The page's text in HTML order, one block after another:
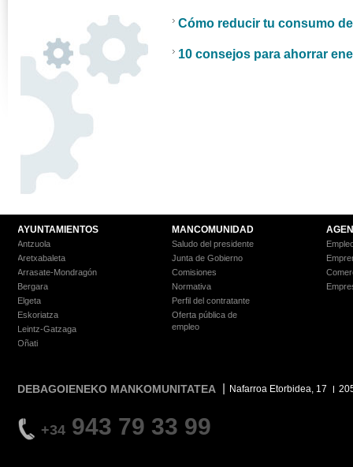
Cómo reducir tu consumo
10 consejos para ahorrar
AYUNTAMIENTOS
Antzuola
Aretxabaleta
Arrasate-Mondragón
Bergara
Elgeta
Eskoriatza
Leintz-Gatzaga
Oñati
MANCOMUNIDAD
Saludo del presidente
Junta de Gobierno
Comisiones
Normativa
Perfil del contratante
Oferta pública de
empleo
DEBAGOIENEKO MANKOMUNITATEA Nafarroa Etorbidea, 17
+34 943 79 33 99